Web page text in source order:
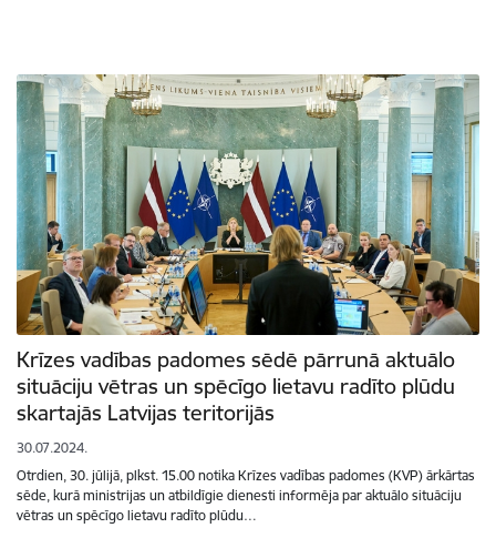
Krīzes vadības padomes sēdē pārrunā aktuālo
situāciju vētras un spēcīgo lietavu radīto plūdu
skartajās Latvijas teritorijās
30.07.2024.
Otrdien, 30. jūlijā, plkst. 15.00 notika Krīzes vadības padomes (KVP) ārkārtas
sēde, kurā ministrijas un atbildīgie dienesti informēja par aktuālo situāciju
vētras un spēcīgo lietavu radīto plūdu…